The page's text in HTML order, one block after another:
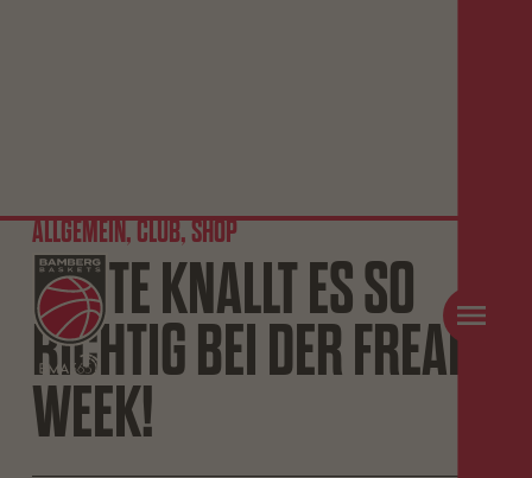
ALLGEMEIN, CLUB, SHOP
HEUTE KNALLT ES SO
RICHTIG BEI DER FREAK
WEEK!